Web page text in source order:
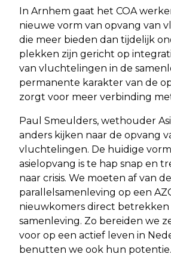
In Arnhem gaat het COA
nieuwe vorm van opvang van
die meer bieden dan tijdelijk
plekken zijn gericht op
van vluchtelingen in de
permanente karakter van de
zorgt voor meer verbinding
Paul Smeulders, wethouder
anders kijken naar de opvang
vluchtelingen. De huidige
asielopvang is te hap snap en
naar crisis. We moeten af van de
parallelsamenleving op een
nieuwkomers direct betrekken
samenleving. Zo bereiden we
voor op een actief leven in
benutten we ook hun